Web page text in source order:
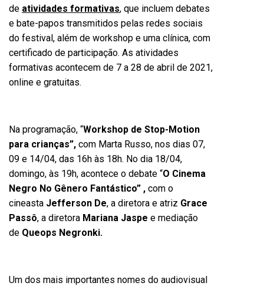
de atividades formativas, que incluem debates
e bate-papos transmitidos pelas redes sociais
do festival, além de workshop e uma clínica, com
certificado de participação. As atividades
formativas acontecem de 7 a 28 de abril de 2021,
online e gratuitas.
Na programação, “Workshop de Stop-Motion
para crianças”, com Marta Russo, nos dias 07,
09 e 14/04, das 16h às 18h. No dia 18/04,
domingo, às 19h, acontece o debate “O Cinema
Negro No Gênero Fantástico” , com o
cineasta Jefferson De, a diretora e atriz Grace
Passô, a diretora Mariana Jaspe e mediação
de Queops Negronki.
Um dos mais importantes nomes do audiovisual